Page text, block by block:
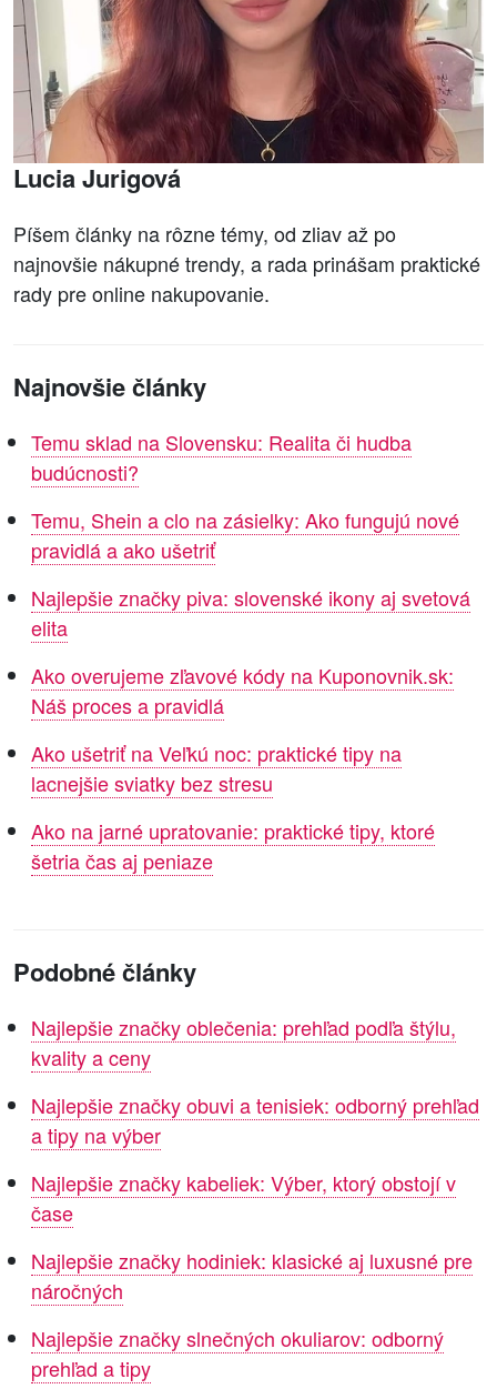
Lucia Jurigová
Píšem články na rôzne témy, od zliav až po
najnovšie nákupné trendy, a rada prinášam praktické
rady pre online nakupovanie.
Najnovšie články
Temu sklad na Slovensku: Realita či hudba
budúcnosti?
Temu, Shein a clo na zásielky: Ako fungujú nové
pravidlá a ako ušetriť
Najlepšie značky piva: slovenské ikony aj svetová
elita
Ako overujeme zľavové kódy na Kuponovnik.sk:
Náš proces a pravidlá
Ako ušetriť na Veľkú noc: praktické tipy na
lacnejšie sviatky bez stresu
Ako na jarné upratovanie: praktické tipy, ktoré
šetria čas aj peniaze
Podobné články
Najlepšie značky oblečenia: prehľad podľa štýlu,
kvality a ceny
Najlepšie značky obuvi a tenisiek: odborný prehľad
a tipy na výber
Najlepšie značky kabeliek: Výber, ktorý obstojí v
čase
Najlepšie značky hodiniek: klasické aj luxusné pre
náročných
Najlepšie značky slnečných okuliarov: odborný
prehľad a tipy